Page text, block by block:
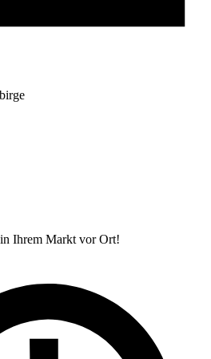
Ihrem Markt vor Ort!